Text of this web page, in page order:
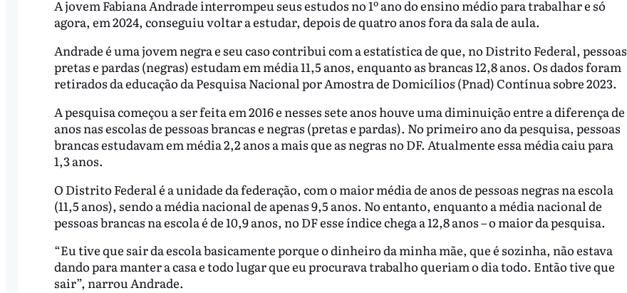
A jovem Fabiana Andrade interrompeu seus estudos no 1º ano do ensino médio para trabalhar e só
agora, em 2024, conseguiu voltar a estudar, depois de quatro anos fora da sala de aula.
Andrade é uma jovem negra e seu caso contribui com a estatística de que, no Distrito Federal, pessoas
pretas e pardas (negras) estudam em média 11,5 anos, enquanto as brancas 12,8 anos. Os dados foram
retirados da educação da Pesquisa Nacional por Amostra de Domicílios (Pnad) Contínua sobre 2023.
A pesquisa começou a ser feita em 2016 e nesses sete anos houve uma diminuição entre a diferença de
anos nas escolas de pessoas brancas e negras (pretas e pardas). No primeiro ano da pesquisa, pessoas
brancas estudavam em média 2,2 anos a mais que as negras no DF. Atualmente essa média caiu para
1,3 anos.
O Distrito Federal é a unidade da federação, com o maior média de anos de pessoas negras na escola
(11,5 anos), sendo a média nacional de apenas 9,5 anos. No entanto, enquanto a média nacional de
pessoas brancas na escola é de 10,9 anos, no DF esse índice chega a 12,8 anos – o maior da pesquisa.
“Eu tive que sair da escola basicamente porque o dinheiro da minha mãe, que é sozinha, não estava
dando para manter a casa e todo lugar que eu procurava trabalho queriam o dia todo. Então tive que
sair”, narrou Andrade.